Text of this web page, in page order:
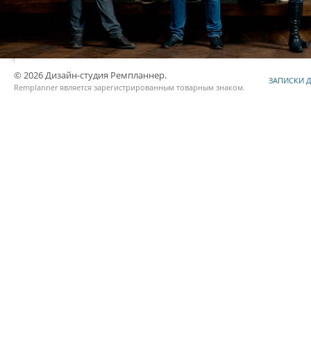
ЗАПИСКИ
© 2026 Дизайн-студия Ремпланнер.
Remplanner является зарегистрированным товарным знаком.